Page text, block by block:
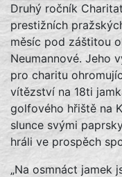
Druhý ročník
prestižních
měsíc pod záštitou
Neumannové. Jeho
pro charitu
vítězství na 18ti
golfového hřiště na
slunce svými
hráli ve prospěch
„Na osmnáct jamek